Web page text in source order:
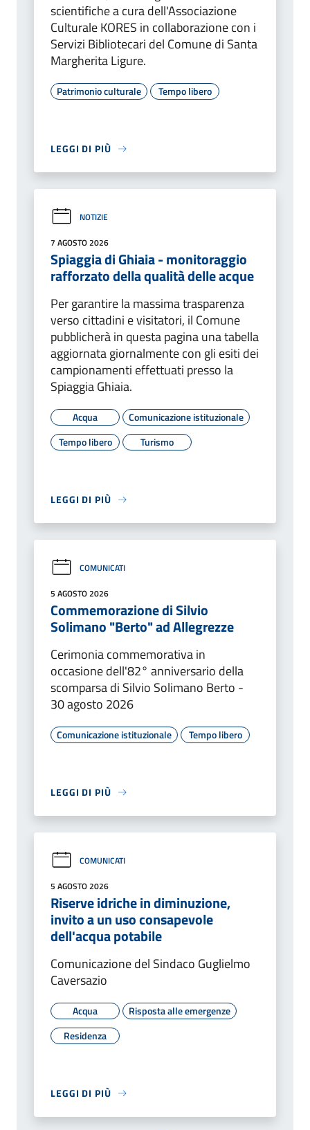
scientifiche a cura dell'Associazione
Culturale KORES in collaborazione con i
Servizi Bibliotecari del Comune di Santa
Margherita Ligure.
Patrimonio culturale Tempo libero
LEGGI DI PIÙ
NOTIZIE
7 AGOSTO 2026
Spiaggia di Ghiaia - monitoraggio
rafforzato della qualità delle acque
Per garantire la massima trasparenza
verso cittadini e visitatori, il Comune
pubblicherà in questa pagina una tabella
aggiornata giornalmente con gli esiti dei
campionamenti effettuati presso la
Spiaggia Ghiaia.
Acqua
Comunicazione istituzionale
Tempo libero
Turismo
LEGGI DI PIÙ
COMUNICATI
5 AGOSTO 2026
Commemorazione di Silvio
Solimano "Berto" ad Allegrezze
Cerimonia commemorativa in
occasione dell'82° anniversario della
scomparsa di Silvio Solimano Berto -
30 agosto 2026
Comunicazione istituzionale Tempo libero
LEGGI DI PIÙ
COMUNICATI
5 AGOSTO 2026
Riserve idriche in diminuzione,
invito a un uso consapevole
dell'acqua potabile
Comunicazione del Sindaco Guglielmo
Caversazio
Acqua
Risposta alle emergenze
Residenza
LEGGI DI PIÙ